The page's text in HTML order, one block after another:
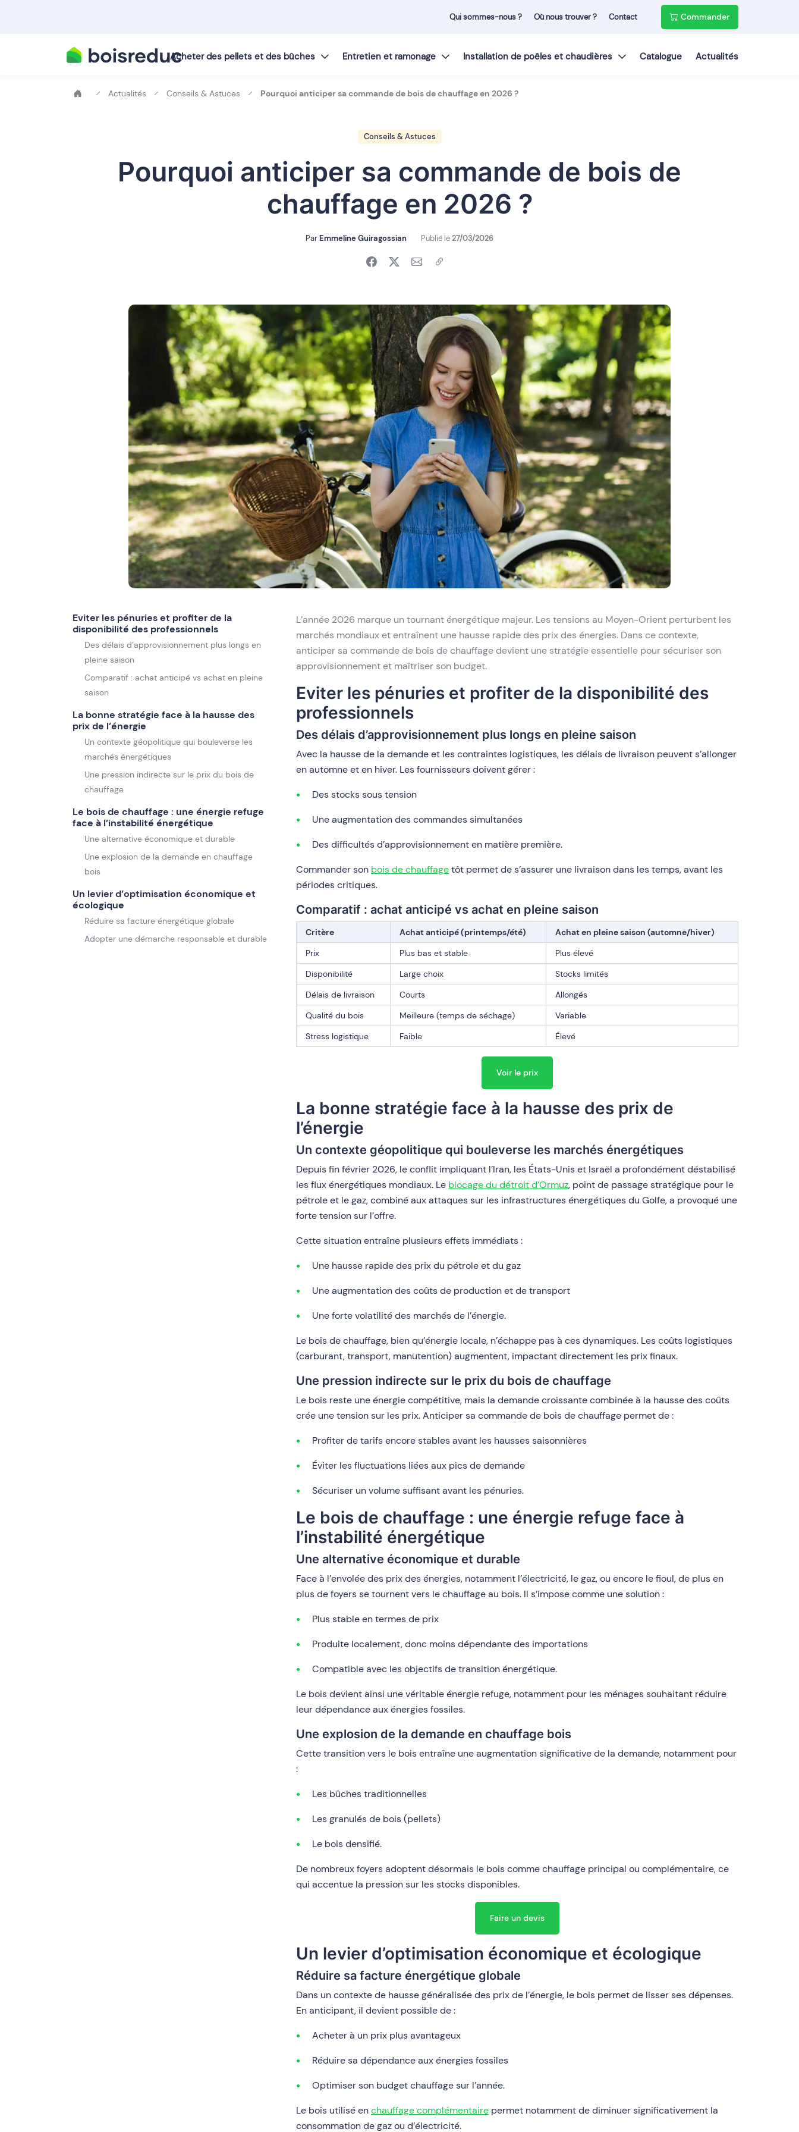
Acheter des pellets et des bûches Entretien et ramonage Installation de poêles et chaudières Catalogue Actualités
Qui sommes-nous ? Où nous trouver ? Contact Commander
Actualités Conseils & Astuces Pourquoi anticiper sa commande de bois de chauffage en 2026 ?
Conseils & Astuces
Pourquoi anticiper sa commande de bois de
chauffage en 2026 ?
ParEmmeline Guiragossian Publié le27/03/2026
Eviter les pénuries et profiter de la
disponibilité des professionnels
Des délais d’approvisionnement plus longs en
pleine saison
Comparatif : achat anticipé vs achat en pleine
saison
La bonne stratégie face à la hausse des
prix de l’énergie
Un contexte géopolitique qui bouleverse les
marchés énergétiques
Une pression indirecte sur le prix du bois de
chauffage
Le bois de chauffage : une énergie refuge
face à l’instabilité énergétique
Une alternative économique et durable
Une explosion de la demande en chauffage
bois
Un levier d’optimisation économique et
écologique
Réduire sa facture énergétique globale
Adopter une démarche responsable et durable
L’année 2026 marque un tournant énergétique majeur. Les tensions au Moyen-Orient perturbent les
marchés mondiaux et entraînent une hausse rapide des prix des énergies. Dans ce contexte,
anticiper sa commande de bois de chauffage devient une stratégie essentielle pour sécuriser son
approvisionnement et maîtriser son budget.
Eviter les pénuries et profiter de la disponibilité des
professionnels
Des délais d’approvisionnement plus longs en pleine saison
Avec la hausse de la demande et les contraintes logistiques, les délais de livraison peuvent s’allonger
en automne et en hiver. Les fournisseurs doivent gérer :
Des stocks sous tension
Une augmentation des commandes simultanées
Des difficultés d’approvisionnement en matière première.
Commander son bois de chauffagetôt permet de s’assurer une livraison dans les temps, avant les
périodes critiques.
Comparatif : achat anticipé vs achat en pleine saison
Critère Achat anticipé (printemps/été)
Achat en pleine saison (automne/hiver)
Prix
Plus bas et stable
Plus élevé
Disponibilité
Large choix
Stocks limités
Délais de livraison
Courts
Allongés
Qualité du bois
Meilleure (temps de séchage)
Variable
Stress logistique
Faible Élevé
Voir le prix
La bonne stratégie face à la hausse des prix de
l’énergie
Un contexte géopolitique qui bouleverse les marchés énergétiques
Depuis fin février 2026, le conflit impliquant l’Iran, les États-Unis et Israël a profondément déstabilisé
les flux énergétiques mondiaux. Le blocage du détroit d’Ormuz, point de passage stratégique pour le
pétrole et le gaz, combiné aux attaques sur les infrastructures énergétiques du Golfe, a provoqué une
forte tension sur l’offre.
Cette situation entraîne plusieurs effets immédiats :
Une hausse rapide des prix du pétrole et du gaz
Une augmentation des coûts de production et de transport
Une forte volatilité des marchés de l’énergie.
Le bois de chauffage, bien qu’énergie locale, n’échappe pas à ces dynamiques. Les coûts logistiques
(carburant, transport, manutention) augmentent, impactant directement les prix finaux.
Une pression indirecte sur le prix du bois de chauffage
Le bois reste une énergie compétitive, mais la demande croissante combinée à la hausse des coûts
crée une tension sur les prix. Anticiper sa commande de bois de chauffage permet de :
Profiter de tarifs encore stables avant les hausses saisonnières
Éviter les fluctuations liées aux pics de demande
Sécuriser un volume suffisant avant les pénuries.
Le bois de chauffage : une énergie refuge face à
l’instabilité énergétique
Une alternative économique et durable
Face à l’envolée des prix des énergies, notamment l’électricité, le gaz, ou encore le fioul, de plus en
plus de foyers se tournent vers le chauffage au bois. Il s’impose comme une solution :
Plus stable en termes de prix
Produite localement, donc moins dépendante des importations
Compatible avec les objectifs de transition énergétique.
Le bois devient ainsi une véritable énergie refuge, notamment pour les ménages souhaitant réduire
leur dépendance aux énergies fossiles.
Une explosion de la demande en chauffage bois
Cette transition vers le bois entraîne une augmentation significative de la demande, notamment pour
:
Les bûches traditionnelles
Les granulés de bois (pellets)
Le bois densifié.
De nombreux foyers adoptent désormais le bois comme chauffage principal ou complémentaire, ce
qui accentue la pression sur les stocks disponibles.
Faire un devis
Un levier d’optimisation économique et écologique
Réduire sa facture énergétique globale
Dans un contexte de hausse généralisée des prix de l’énergie, le bois permet de lisser ses dépenses.
En anticipant, il devient possible de :
Acheter à un prix plus avantageux
Réduire sa dépendance aux énergies fossiles
Optimiser son budget chauffage sur l’année.
Le bois utilisé enchauffage complémentaire permet notamment de diminuer significativement la
consommation de gaz ou d’électricité.